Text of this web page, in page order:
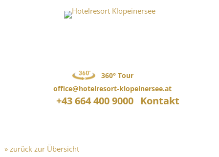
360° Tour
office@hotelresort-klopeinersee.at
+43 664 400 9000 Kontakt
» zurück zur Übersicht